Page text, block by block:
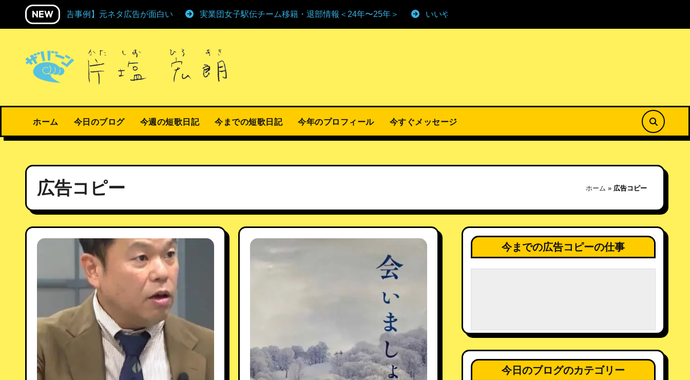
NEW【広告事例】元ネタ広告が面白い 実業団女子駅伝チーム移籍・退部情報＜24年〜25年＞ いいやま菜の花公園で春を満喫
ホーム 今日のブログ 今週の短歌日記 今までの短歌日記 今年のプロフィール 今すぐメッセージ
広告コピー ホーム » 広告コピー
今までの広告コピーの仕事
今日のブログのカテゴリー